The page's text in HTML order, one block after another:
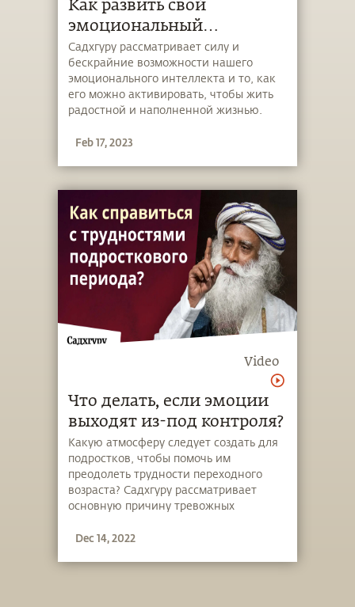
Как развить свой
эмоциональный
интеллект?
Садхгуру рассматривает силу и
бескрайние возможности нашего
эмоционального интеллекта и то, как
его можно активировать, чтобы жить
радостной и наполненной жизнью.
Feb 17, 2023
Video
Что делать, если эмоции
выходят из-под контроля?
Какую атмосферу следует создать для
подростков, чтобы помочь им
преодолеть трудности переходного
возраста? Садхгуру рассматривает
основную причину тревожных
предлагает йогический выход из этого
Dec 14, 2022